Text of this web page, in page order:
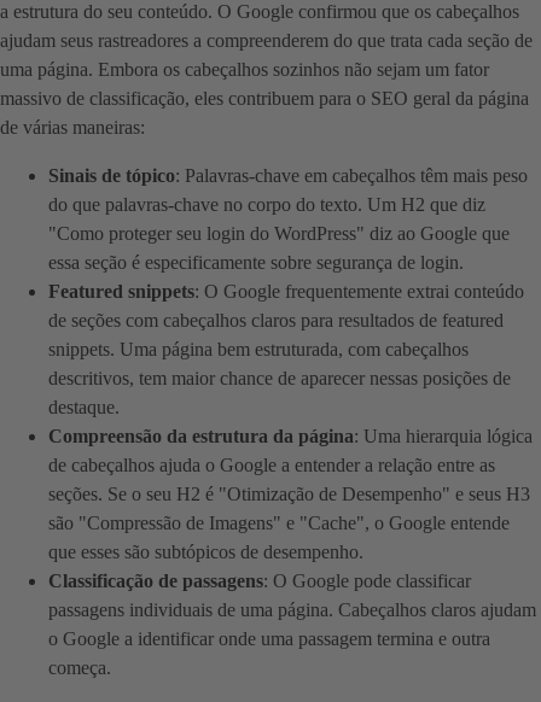
a estrutura do seu conteúdo. O Google confirmou que os cabeçalhos
ajudam seus rastreadores a compreenderem do que trata cada seção de
uma página. Embora os cabeçalhos sozinhos não sejam um fator
massivo de classificação, eles contribuem para o SEO geral da página
de várias maneiras:
Sinais de tópico: Palavras-chave em cabeçalhos têm mais peso
do que palavras-chave no corpo do texto. Um H2 que diz
"Como proteger seu login do WordPress" diz ao Google que
essa seção é especificamente sobre segurança de login.
Featured snippets: O Google frequentemente extrai conteúdo
de seções com cabeçalhos claros para resultados de featured
snippets. Uma página bem estruturada, com cabeçalhos
descritivos, tem maior chance de aparecer nessas posições de
destaque.
Compreensão da estrutura da página: Uma hierarquia lógica
de cabeçalhos ajuda o Google a entender a relação entre as
seções. Se o seu H2 é "Otimização de Desempenho" e seus H3
são "Compressão de Imagens" e "Cache", o Google entende
que esses são subtópicos de desempenho.
Classificação de passagens: O Google pode classificar
passagens individuais de uma página. Cabeçalhos claros ajudam
o Google a identificar onde uma passagem termina e outra
começa.